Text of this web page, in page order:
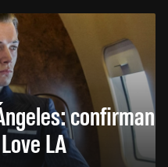
confirman
LA